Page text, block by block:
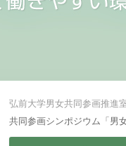
弘前大学男女共同参画推進
共同参画シンポジウム「男